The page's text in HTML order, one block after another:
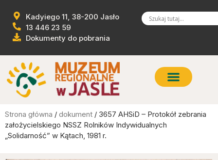
Kadyiego 11, 38-200 Jasło
13 446 23 59
Dokumenty do pobrania
Strona główna / dokument / 3657 AHSiD – Protokół zebrania
założycielskiego NSSZ Rolników Indywidualnych
„Solidarność” w Kątach, 1981 r.